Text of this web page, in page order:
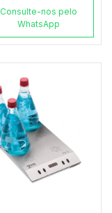
Consulte-nos pelo
WhatsApp